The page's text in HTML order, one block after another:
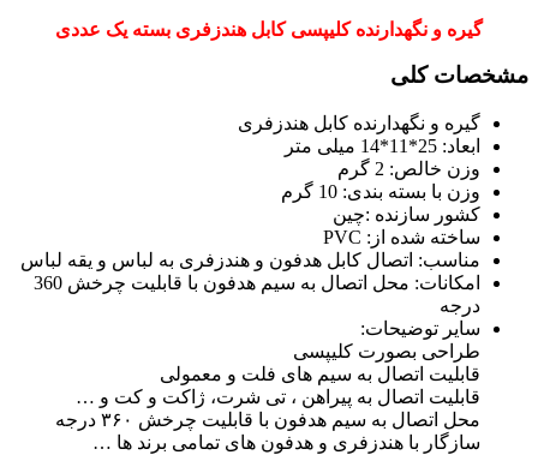
گیره و نگهدارنده کلیپسی کابل هندزفری بسته یک عددی
مشخصات کلی
گیره و نگهدارنده کابل هندزفری
ابعاد: 25*11*14 میلی متر
وزن خالص: 2 گرم
وزن با بسته بندی: 10 گرم
کشور سازنده :چین
ساخته شده از: PVC
مناسب: اتصال کابل هدفون و هندزفری به لباس و یقه لباس
امکانات: محل اتصال به سیم هدفون با قابلیت چرخش 360
درجه
سایر توضیحات:
طراحی بصورت کلیپسی
قابلیت اتصال به سیم های فلت و معمولی
قابلیت اتصال به پیراهن ، تی شرت، ژاکت و کت و …
محل اتصال به سیم هدفون با قابلیت چرخش ۳۶۰ درجه
سازگار با هندزفری و هدفون های تمامی برند ها …